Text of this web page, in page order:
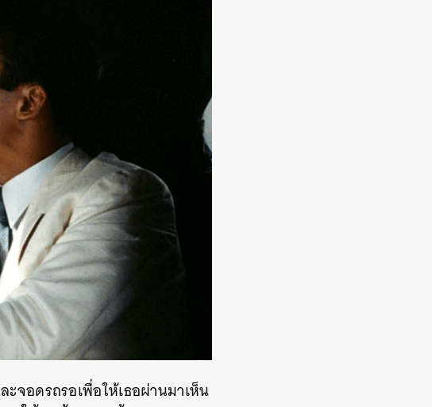
จอดรถรอเพื่อให้เธอผ่านมาเห็น